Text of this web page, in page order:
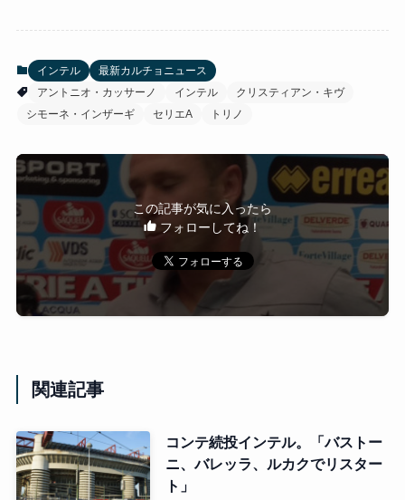
インテル
最新カルチョニュース
アントニオ・カッサーノ
インテル
クリスティアン・キヴ
シモーネ・インザーギ
セリエA トリノ
この記事が気に入ったら
フォローしてね！
関連記事
コンテ続投インテル。「バストー
ニ、バレッラ、ルカクでリスター
ト」